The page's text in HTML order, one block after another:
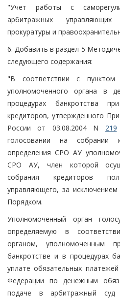
"Учет работы с
арбитражных
прокуратуры и
6. Добавить в раздел 5
следующего содержания:
"В соответствии с пунктом
уполномоченного органа в
процедурах банкротства
кредиторов, утвержденного
России от 03.08.2004 N 219
голосовании на собрании
определения СРО АУ
СРО АУ, член которой
собрания кредиторов
управляющего, за исключением
Порядком.
Уполномоченный орган
определяемую в
органом, уполномоченным
банкротстве и в процедурах
уплате обязательных
Федерации по денежным
подаче в арбитражный суд